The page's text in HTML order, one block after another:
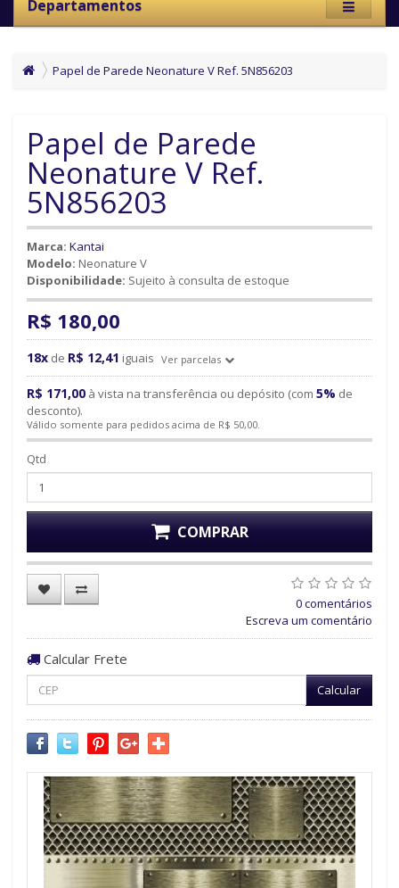
Departamentos
Papel de Parede Neonature V Ref. 5N856203
Papel de Parede
Neonature V Ref.
5N856203
Marca: Kantai
Modelo: Neonature V
Disponibilidade: Sujeito à consulta de estoque
R$ 180,00
18x de R$ 12,41 iguais Ver parcelas
R$ 171,00 à vista na transferência ou depósito (com 5% de
desconto).
Válido somente para pedidos acima de R$ 50,00.
Qtd
COMPRAR
0 comentários
Escreva um comentário
Calcular Frete
Calcular